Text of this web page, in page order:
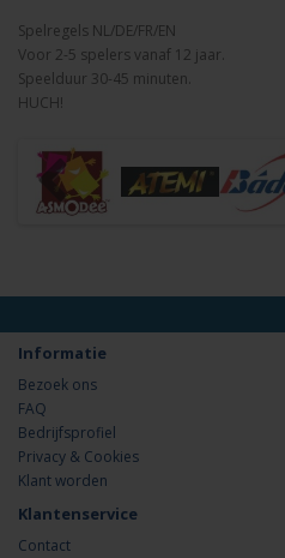
Spelregels NL/DE/FR/EN
Voor 2-5 spelers vanaf 12 jaar.
Speelduur 30-45 minuten.
HUCH!
Informatie
Bezoek ons
FAQ
Bedrijfsprofiel
Privacy & Cookies
Klant worden
Klantenservice
Contact